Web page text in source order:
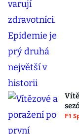
F1